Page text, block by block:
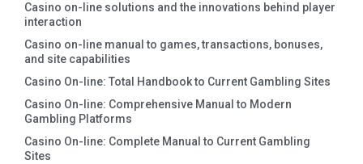
Casino on-line solutions and the innovations behind player
interaction
Casino on-line manual to games, transactions, bonuses,
and site capabilities
Casino On-line: Total Handbook to Current Gambling Sites
Casino On-line: Comprehensive Manual to Modern
Gambling Platforms
Casino On-line: Complete Manual to Current Gambling
Sites